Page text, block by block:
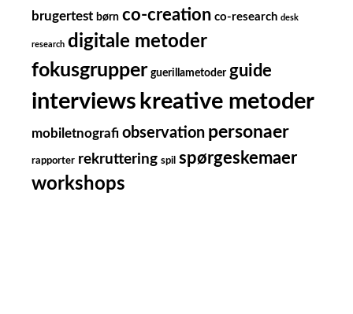
brugertest børn co-creation co-research desk
research digitale metoder
fokusgrupper guerillametoder guide
interviews kreative metoder
mobiletnografi observation personaer
rapporter rekruttering spil spørgeskemaer
workshops